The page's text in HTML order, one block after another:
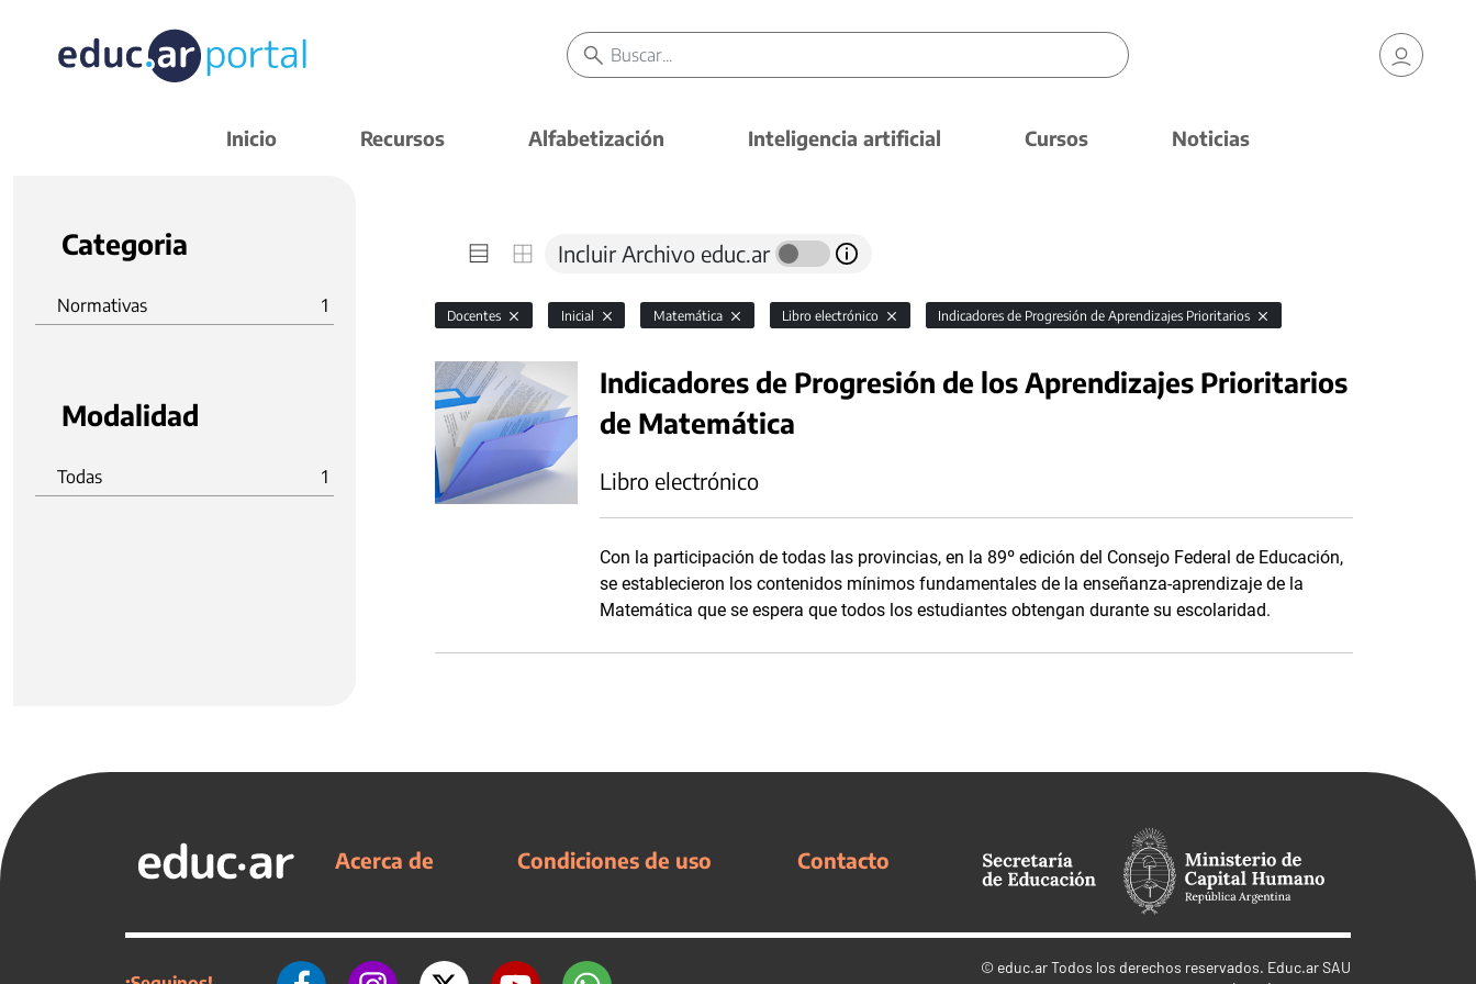
Inicio Recursos Alfabetización Inteligencia artificial Cursos Noticias
Categoria
Normativas 1
Modalidad
Todas 1
Incluir Archivo educ.ar
Docentes Inicial Matemática Libro electrónico Indicadores de Progresión de Aprendizajes Prioritarios
Indicadores de Progresión de los Aprendizajes Prioritarios
de Matemática
Libro electrónico
Con la participación de todas las provincias, en la 89º edición del Consejo Federal de Educación,
se establecieron los contenidos mínimos fundamentales de la enseñanza-aprendizaje de la
Matemática que se espera que todos los estudiantes obtengan durante su escolaridad.
Acerca de Condiciones de uso Contacto
© educ.arTodos los derechos reservados. Educ.ar SAU